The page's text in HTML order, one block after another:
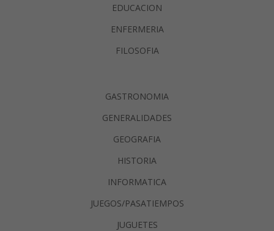
EDUCACION
ENFERMERIA
FILOSOFIA
GASTRONOMIA
GENERALIDADES
GEOGRAFIA
HISTORIA
INFORMATICA
JUEGOS/PASATIEMPOS
JUGUETES